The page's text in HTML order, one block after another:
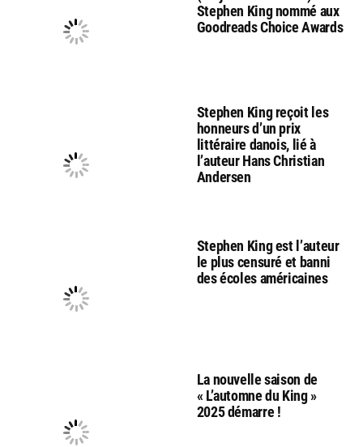
Stephen King nommé aux
Goodreads Choice Awards
Stephen King reçoit les
honneurs d’un prix
littéraire danois, lié à
l’auteur Hans Christian
Andersen
Stephen King est l’auteur
le plus censuré et banni
des écoles américaines
La nouvelle saison de
« L’automne du King »
2025 démarre !